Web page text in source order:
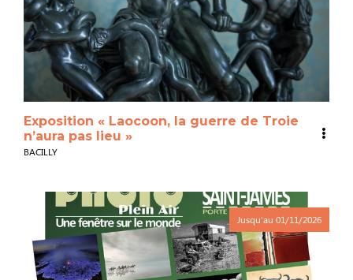
Exposition « Laocoon, la guerre de Troie
n’aura pas lieu »
BACILLY
Jusqu'au 01/11/2026